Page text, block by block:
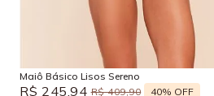
Adicionar na sacola
Maiô Básico Lisos Sereno
R$ 245,94 R$ 409,90 40% OFF